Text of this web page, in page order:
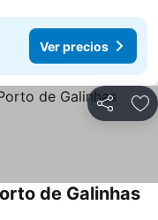
Ver precios
Compartir
de Galinhas